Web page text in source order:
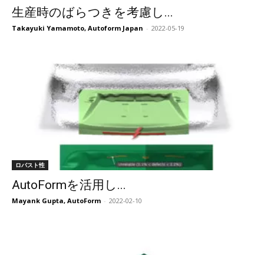
生産時のばらつきを考慮し...
Takayuki Yamamoto, Autoform Japan - 2022-05-19
ロバスト性
AutoFormを活用し...
Mayank Gupta, AutoForm - 2022-02-10